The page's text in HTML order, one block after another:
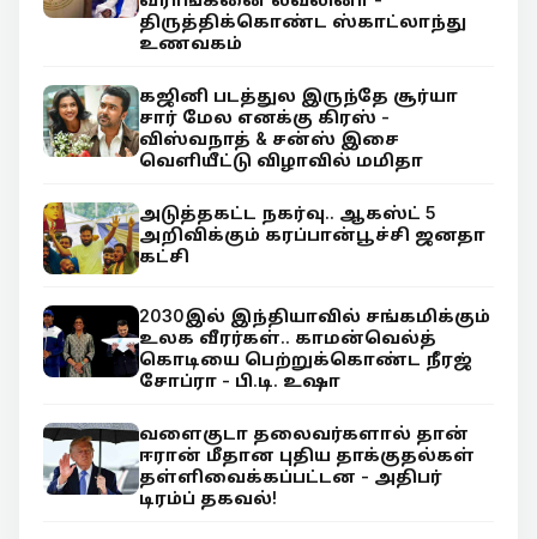
திருத்திக்கொண்ட ஸ்காட்லாந்து
உணவகம்
கஜினி படத்துல இருந்தே சூர்யா
சார் மேல எனக்கு கிரஸ் -
விஸ்வநாத் & சன்ஸ் இசை
வெளியீட்டு விழாவில் மமிதா
அடுத்தகட்ட நகர்வு.. ஆகஸ்ட் 5
அறிவிக்கும் கரப்பான்பூச்சி ஜனதா
கட்சி
2030இல் இந்தியாவில் சங்கமிக்கும்
உலக வீரர்கள்.. காமன்வெல்த்
கொடியை பெற்றுக்கொண்ட நீரஜ்
சோப்ரா - பி.டி. உஷா
வளைகுடா தலைவர்களால் தான்
ஈரான் மீதான புதிய தாக்குதல்கள்
தள்ளிவைக்கப்பட்டன - அதிபர்
டிரம்ப் தகவல்!